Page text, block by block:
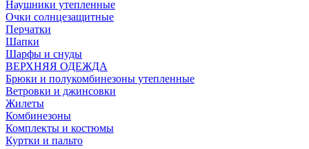
Наушники утепленные
Очки солнцезащитные
Перчатки
Шапки
Шарфы и снуды
ВЕРХНЯЯ ОДЕЖДА
Брюки и полукомбинезоны утепленные
Ветровки и джинсовки
Жилеты
Комбинезоны
Комплекты и костюмы
Куртки и пальто